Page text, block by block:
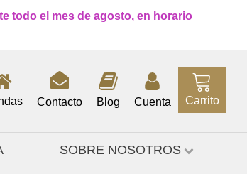
todo el mes de agosto, en horario
Contacto Blog Cuenta Carrito
SOBRE NOSOTROS